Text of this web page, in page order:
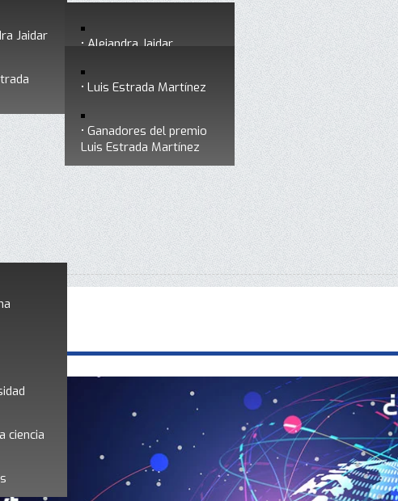
Jaidar Alejandra Jaidar
Ganadores del premio
Luis Estrada Martínez
Ganadores del premio
Luis Estrada Martínez
ciencia